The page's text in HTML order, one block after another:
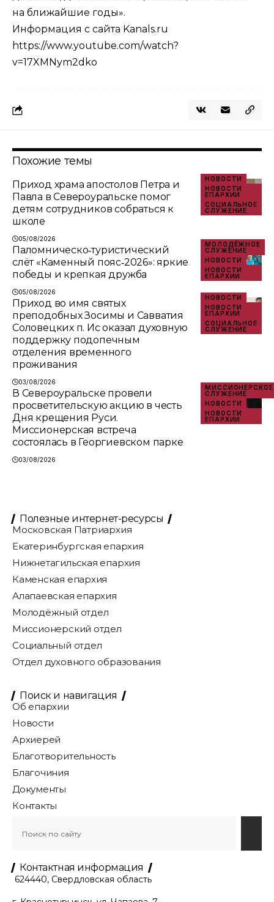
на ближайшие годы».
Информация с сайта Kanals.ru
https://www.youtube.com/watch?
v=17XMNym2dko
Похожие темы
НОВОСТИ
НОВОСТИ
ЕПАРХИИ
СОЦИАЛЬНОЕ
СЛУЖЕНИЕ
Приход храма апостолов Петра и
Павла в Североуральске помог
детям сотрудников собраться к
школе
05/08/2026
МОЛОДЁЖНОЕ
СЛУЖЕНИЕ
НОВОСТИ
НОВОСТИ
ЕПАРХИИ
Паломническо‑туристический
слёт «Каменный пояс‑2026»: яркие
победы и крепкая дружба
05/08/2026
НОВОСТИ
НОВОСТИ
ЕПАРХИИ
СОЦИАЛЬНОЕ
СЛУЖЕНИЕ
Приход во имя святых
преподобных Зосимы и Савватия
Соловецких п. Ис оказал духовную
поддержку подопечным
отделения временного
проживания
03/08/2026
МИССИОНЕРСКОЕ
СЛУЖЕНИЕ
НОВОСТИ
НОВОСТИ
ЕПАРХИИ
В Североуральске провели
просветительскую акцию в честь
Дня крещения Руси.
Миссионерская встреча
состоялась в Георгиевском парке
03/08/2026
Полезные интернет-ресурсы
Московская Патриархия
Екатеринбургская епархия
Нижнетагильская епархия
Каменская епархия
Алапаевская епархия
Молодёжный отдел
Миссионерский отдел
Социальный отдел
Отдел духовного образования
Поиск и навигация
Об епархии
Новости
Архиерей
Благотворительность
Благочиния
Документы
Контакты
Контактная информация
624440, Свердловская область